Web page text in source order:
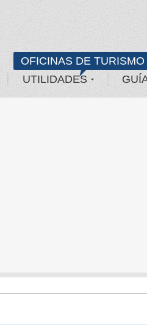
OFICINAS DE TURISMO
UTILIDADES